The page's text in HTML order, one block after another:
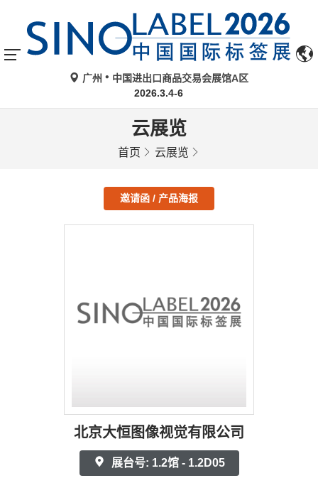
广州
中国进出口商品交易会展馆A区
2026.3.4-6
云展览
首页 云展览
邀请函 / 产品海报
北京大恒图像视觉有限公司
展台号: 1.2馆 - 1.2D05